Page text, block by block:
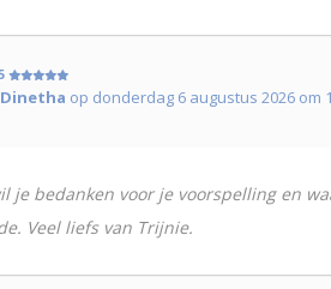
Dinetha op donderdag 6 augustus 2026 om
je bedanken voor je voorspelling en
Veel liefs van Trijnie.